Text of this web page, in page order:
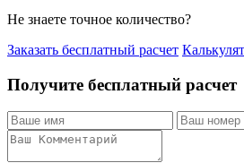
Не знаете точное количество?
Заказать бесплатный расчет
Получите бесплатный расчет